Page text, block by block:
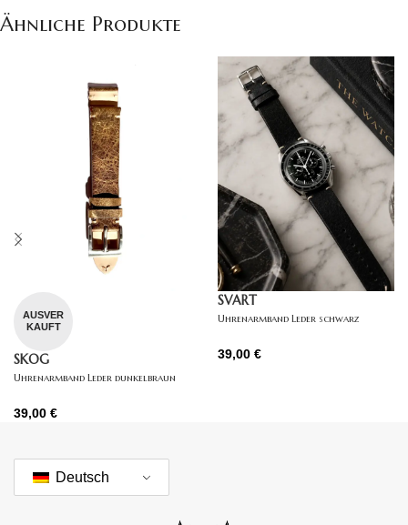
Ähnliche Produkte
AUSVER
KAUFT
SKOG
Uhrenarmband Leder dunkelbraun
39,00 €
SVART
Uhrenarmband Leder schwarz
39,00 €
Deutsch